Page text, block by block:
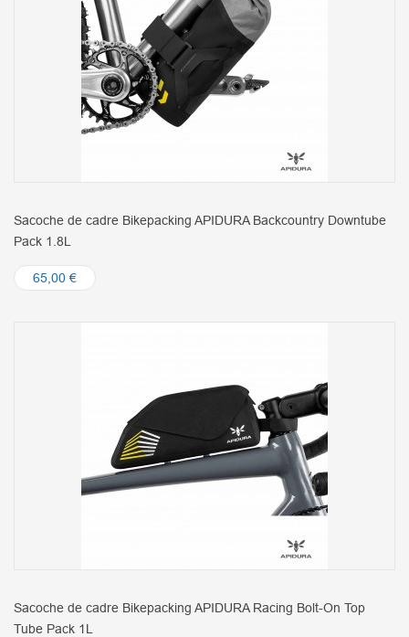
Sacoche de cadre Bikepacking APIDURA Backcountry Downtube
Pack 1.8L
65,00 €
Sacoche de cadre Bikepacking APIDURA Racing Bolt-On Top
Tube Pack 1L